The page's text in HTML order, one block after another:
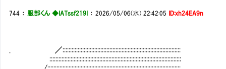
744 ： 服部くん ◆IATssf219I ：2026/05/06(水) 22:42:05 ID:xh24EA9n
. ／::::::::::::::::::::::::::::::::::::::::::::::::::::::::::::::::::::::::::::::
:::::::::::::::::::::::::::::::::::::::::::::::::::::::::::::::::::::::::::::::::::::::